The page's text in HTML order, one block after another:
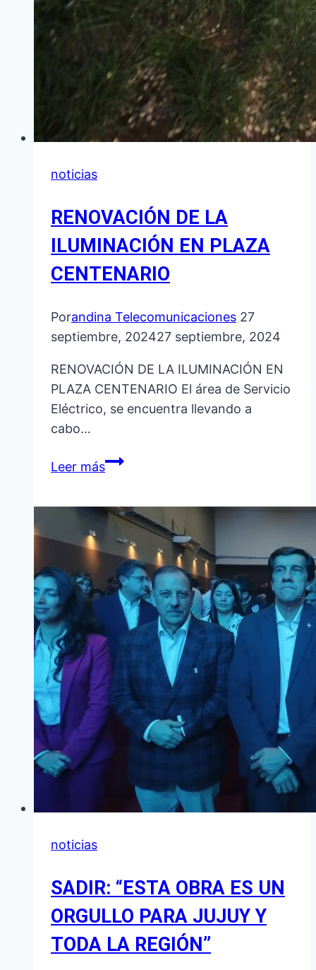
noticias
RENOVACIÓN DE LA
ILUMINACIÓN EN PLAZA
CENTENARIO
Porandina Telecomunicaciones 27
septiembre, 202427 septiembre, 2024
RENOVACIÓN DE LA ILUMINACIÓN EN
PLAZA CENTENARIO El área de Servicio
Eléctrico, se encuentra llevando a
cabo…
Leer másRENOVACIÓN
ILUMINACIÓN
EN
PLAZA
CENTENARIO
noticias
SADIR: “ESTA OBRA ES UN
ORGULLO PARA JUJUY Y
TODA LA REGIÓN”